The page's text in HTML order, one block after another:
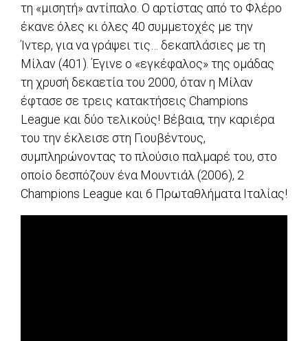
τη «μισητή» αντίπαλο. Ο αρτίστας από το Φλέρο
έκανε όλες κι όλες 40 συμμετοχές με την
Ίντερ, για να γράψει τις… δεκαπλάσιες με τη
Μίλαν (401). Έγινε ο «εγκέφαλος» της ομάδας
τη χρυσή δεκαετία του 2000, όταν η Μίλαν
έφτασε σε τρεις κατακτήσεις Champions
League και δύο τελικούς! Βέβαια, την καριέρα
του την έκλεισε στη Γιουβέντους,
συμπληρώνοντας το πλούσιο παλμαρέ του, στο
οποίο δεσπόζουν ένα Μουντιάλ (2006), 2
Champions League και 6 Πρωταθλήματα Ιταλίας!